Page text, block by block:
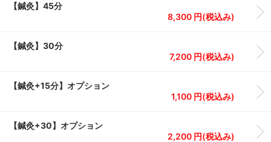
【鍼灸】45分
8,300 円(税込み)
【鍼灸】30分
7,200 円(税込み)
【鍼灸+15分】オプション
1,100 円(税込み)
【鍼灸+30】オプション
2,200 円(税込み)